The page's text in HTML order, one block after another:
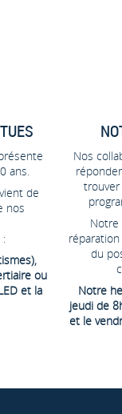
ans.
de
nos
:
ou
et la
Nos
Notre
du
Notre
jeudi de
et le